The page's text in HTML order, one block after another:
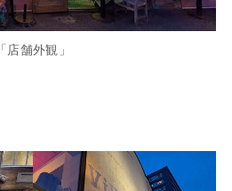
「店舗外観」